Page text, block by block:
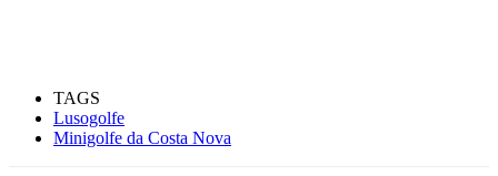
TAGS
Lusogolfe
Minigolfe da Costa Nova